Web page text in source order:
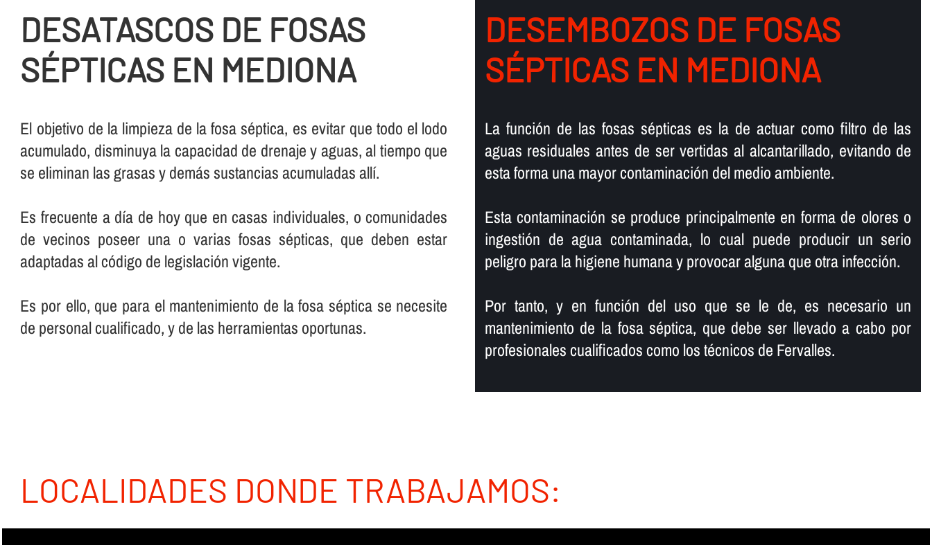
DESATASCOS DE FOSAS
SÉPTICAS EN MEDIONA
El objetivo de la limpieza de la fosa séptica, es evitar que todo el lodo
acumulado, disminuya la capacidad de drenaje y aguas, al tiempo que
se eliminan las grasas y demás sustancias acumuladas allí­.
Es frecuente a dí­a de hoy que en casas individuales, o comunidades
de vecinos poseer una o varias fosas sépticas, que deben estar
adaptadas al código de legislación vigente.
Es por ello, que para el mantenimiento de la fosa séptica se necesite
de personal cualificado, y de las herramientas oportunas.
DESEMBOZOS DE FOSAS
SÉPTICAS EN MEDIONA
La función de las fosas sépticas es la de actuar como filtro de las
aguas residuales antes de ser vertidas al alcantarillado, evitando de
esta forma una mayor contaminación del medio ambiente.
Esta contaminación se produce principalmente en forma de olores o
ingestión de agua contaminada, lo cual puede producir un serio
peligro para la higiene humana y provocar alguna que otra infección.
Por tanto, y en función del uso que se le de, es necesario un
mantenimiento de la fosa séptica, que debe ser llevado a cabo por
profesionales cualificados como los técnicos de Fervalles.
LOCALIDADES DONDE TRABAJAMOS: